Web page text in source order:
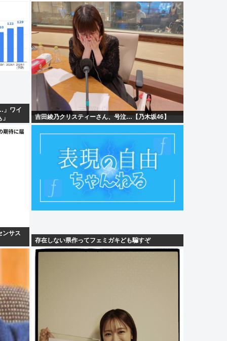
」ワイ
吉田綾乃クリスティーさん、号泣…【乃木坂46】
ンサス
存在しない県作ってフェミガキども騙すぞ